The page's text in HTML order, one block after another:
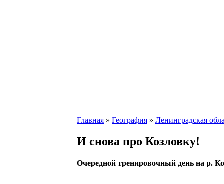
Главная » География » Ленинградская
И снова про Козловку!
Очередной тренировочный день на р.